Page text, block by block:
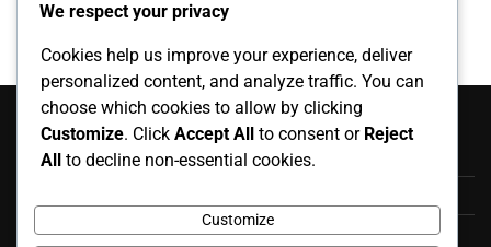
Categorías
Apariciones Internacionales
Biografías de Jugadores
We respect your privacy
Cookies help us improve your experience, deliver
personalized content, and analyze traffic. You can
choose which cookies to allow by clicking
Customize. Click Accept All to consent or Reject
All to decline non-essential cookies.
Customize